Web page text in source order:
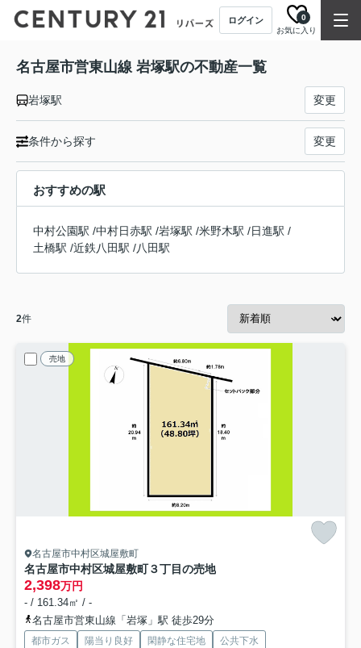
ログイン
お気に入り
0
名古屋市営東山線 岩塚駅の不動産一覧
岩塚駅 変更
条件から探す 変更
おすすめの駅
中村公園駅 /中村日赤駅 /岩塚駅 /米野木駅 /日進駅 /
土橋駅 /近鉄八田駅 /八田駅
2件
売地
名古屋市中村区城屋敷町
名古屋市中村区城屋敷町３丁目の売地
2,398万円
- / 161.34㎡ / -
名古屋市営東山線「岩塚」駅 徒歩29分
都市ガス 陽当り良好 閑静な住宅地 公共下水